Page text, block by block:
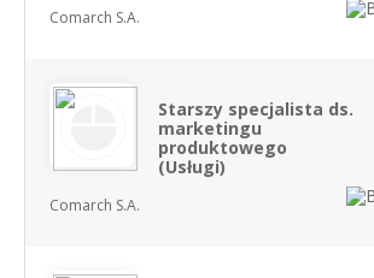
Comarch S.A.
Starszy specjalista ds.
marketingu
produktowego
(Usługi)
Comarch S.A.